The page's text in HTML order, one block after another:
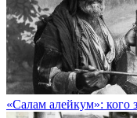
«Салам алейкум»: кого